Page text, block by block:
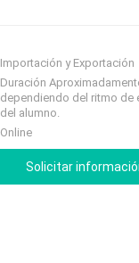
Importación y Exportación
Duración
dependiendo del ritmo de
del alumno.
Online